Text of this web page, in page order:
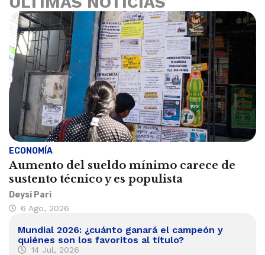
ECONOMÍA
Aumento del sueldo mínimo carece de
sustento técnico y es populista
Deysi Pari
6 Ago, 2026
Mundial 2026: ¿cuánto ganará el campeón y
quiénes son los favoritos al título?
14 Jul, 2026